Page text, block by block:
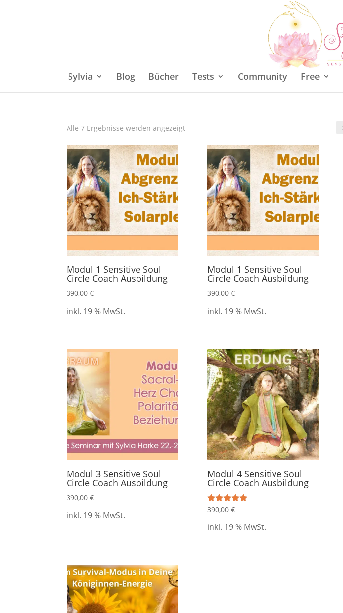
Sylvia Blog Bücher Tests Community Free
Alle 7 Ergebnisse werden angezeigt
Modul 1 Sensitive Soul
Circle Coach Ausbildung
390,00€
inkl. 19 % MwSt.
Modul 1 Sensitive Soul
Circle Coach Ausbildung
390,00 €
inkl. 19 % MwSt.
Modul 3 Sensitive Soul
Circle Coach Ausbildung
390,00€
inkl. 19 % MwSt.
Modul 4 Sensitive Soul
Circle Coach Ausbildung
Bewertet mit
von 5
390,00 €
inkl. 19 % MwSt.